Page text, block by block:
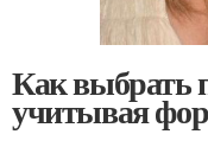
Как выбрать
учитывая